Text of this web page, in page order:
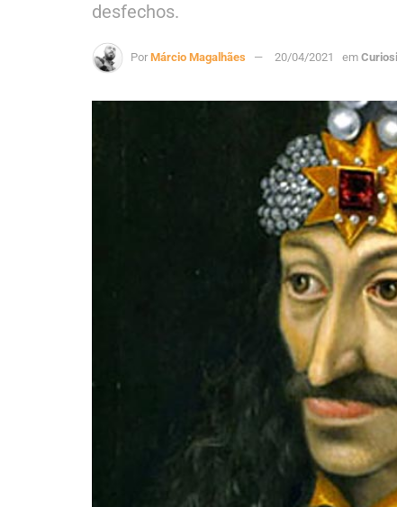
desfechos.
Por Márcio Magalhães 20/04/2021 em